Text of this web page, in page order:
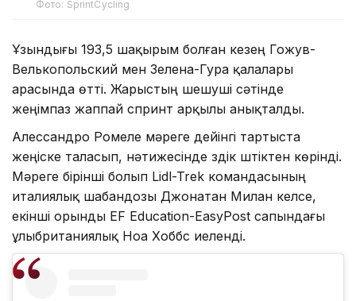
Фото: SprintCycling
Ұзындығы 193,5 шақырым болған кезең Гожув-
Велькопольский мен Зелена-Гура қалалары
арасында өтті. Жарыстың шешуші сәтінде
жеңімпаз жаппай спринт арқылы анықталды.
Алессандро Ромеле мәреге дейінгі тартыста
жеңіске таласып, нәтижесінде үздік үштіктен көрінді.
Мәреге бірінші болып Lidl-Trek командасының
италиялық шабандозы Джонатан Милан келсе,
екінші орынды EF Education-EasyPost сапындағы
ұлыбританиялық Ноа Хоббс иеленді.